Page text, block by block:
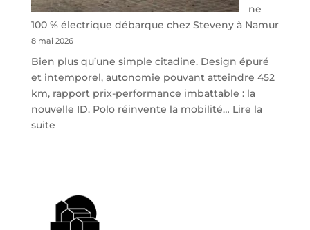
ne
100 % électrique débarque chez Steveny à Namur
8 mai 2026
Bien plus qu’une simple citadine. Design épuré
et intemporel, autonomie pouvant atteindre 452
km, rapport prix-performance imbattable : la
nouvelle ID. Polo réinvente la mobilité… Lire la
suite:
la
nouvelle